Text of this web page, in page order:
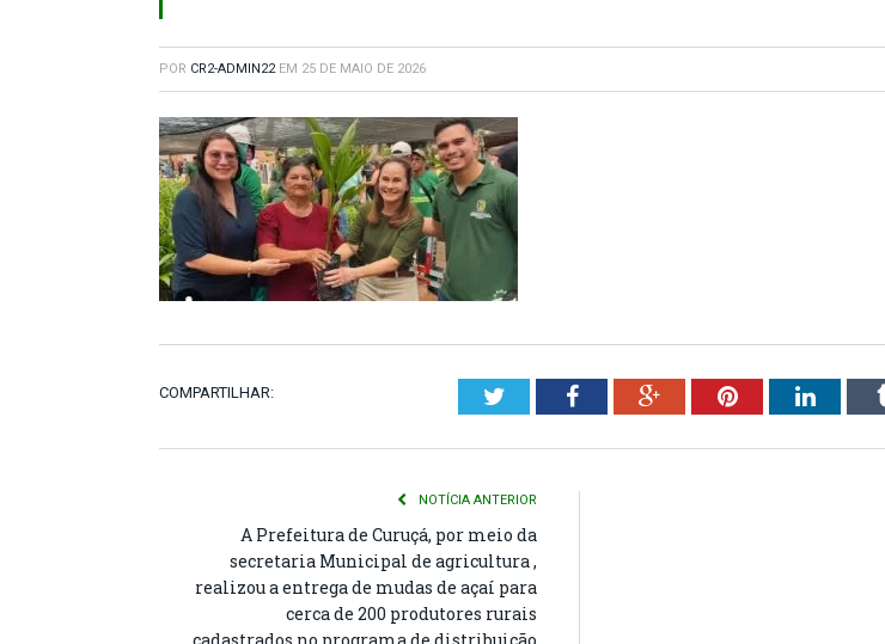
POR CR2-ADMIN22 EM 25 DE MAIO DE 2026
COMPARTILHAR: TwitterFacebookGoogle+Pinterest
NOTÍCIA ANTERIOR
A Prefeitura de Curuçá, por meio da
secretaria Municipal de agricultura ,
realizou a entrega de mudas de açaí para
cerca de 200 produtores rurais